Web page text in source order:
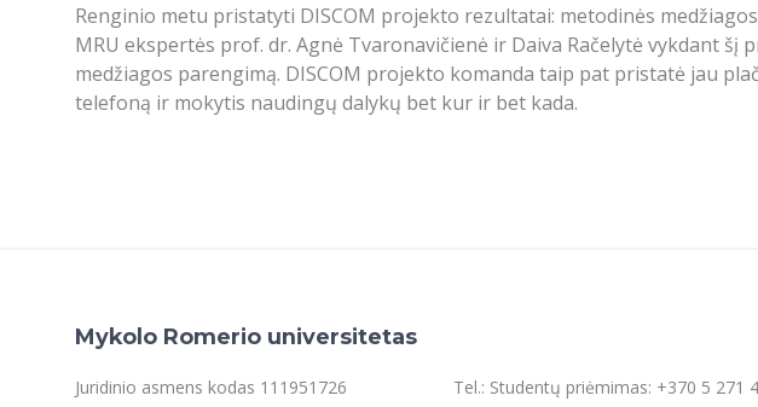
Renginio metu pristatyti DISCOM projekto rezultatai: metodinės
MRU ekspertės prof. dr. Agnė Tvaronavičienė ir Daiva Račelytė vykdant
medžiagos parengimą. DISCOM projekto komanda taip pat pristatė jau
telefoną ir mokytis naudingų dalykų bet kur ir bet kada.
Mykolo Romerio universitetas
Juridinio asmens kodas 111951726
Tel.: Studentų priėmimas: +370 5 271